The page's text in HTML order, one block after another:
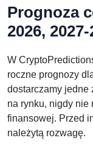
Prognoza
2026,
W
roczne prognozy
dostarczamy jedne
na rynku, nigdy nie
finansowej. Przed
należytą rozwagę.